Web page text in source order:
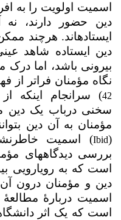
اسمیت اولویت را به
دین حضور دارند،
ایستاده­اند. هرچند
دین ایستاده شاهد
بیرونی باشد، اما درک
نگاه مؤمنان فراتر از
42) سرانجام اینکه
سخنی درباب یک دین
مؤمنان به آن دین
(
Ibid) اسمیت
بررسی دیدگاه­های
است که به رویارویی
دین و مؤمنان درون
اسمیت دربارهٔ
است که یک اثر